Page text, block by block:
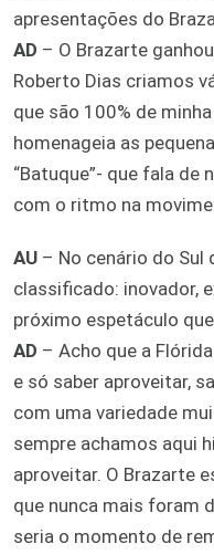
apresentações do
AD – O Brazarte
Roberto Dias criamos
que são 100% de
homenageia as
“Batuque”- que fala
com o ritmo na
AU – No cenário do Sul
classificado: inovador,
próximo espetáculo
AD – Acho que a
e só saber aproveitar,
com uma variedade
sempre achamos aqui
aproveitar. O Brazarte
que nunca mais foram
seria o momento de